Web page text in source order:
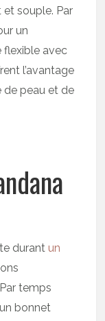
et souple. Par
un
flexible avec
l’avantage
de peau et de
durant un
temps
bonnet